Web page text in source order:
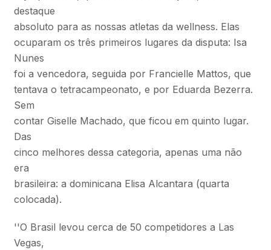
destaque
absoluto para as nossas atletas da wellness. Elas
ocuparam os três primeiros lugares da disputa: Isa
Nunes
foi a vencedora, seguida por Francielle Mattos, que
tentava o tetracampeonato, e por Eduarda Bezerra.
Sem
contar Giselle Machado, que ficou em quinto lugar.
Das
cinco melhores dessa categoria, apenas uma não
era
brasileira: a dominicana Elisa Alcantara (quarta
colocada).
''O Brasil levou cerca de 50 competidores a Las
Vegas,